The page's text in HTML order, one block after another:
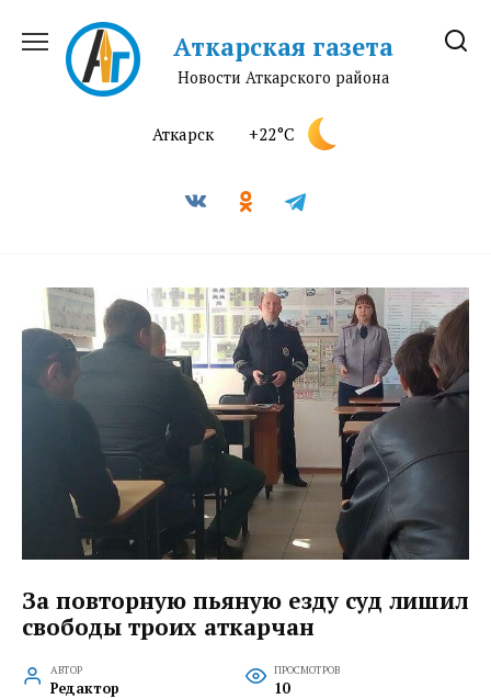
содержанию
Аткарская газета
Новости Аткарского района
Аткарск +22°C
За повторную пьяную езду суд лишил
свободы троих аткарчан
АВТОР
Редактор
ПРОСМОТРОВ
10